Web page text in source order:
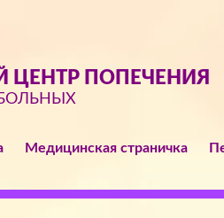
ЦЕНТР ПОПЕЧЕНИЯ
Медицинская страничка